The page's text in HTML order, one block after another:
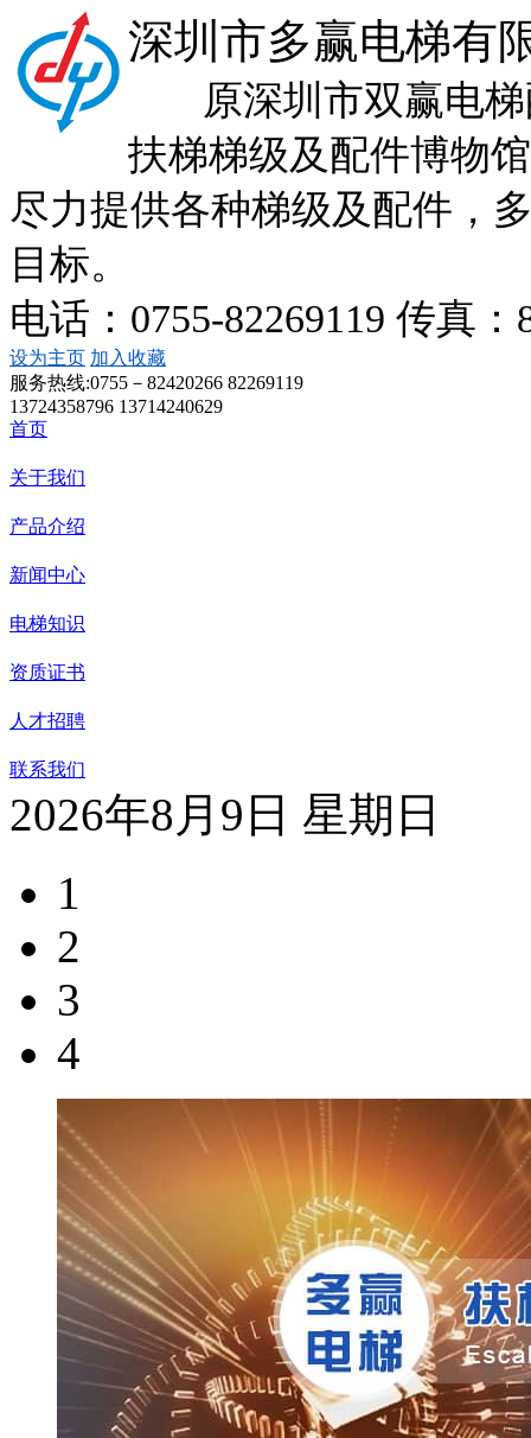
深圳市多赢电梯有
原深圳市双赢电梯
扶梯梯级及配件博物
尽力提供各种梯级及配件，
目标。
电话：0755-82269119 传真
设为主页 加入收藏
服务热线:0755－82420266 82269119
13724358796 13714240629
首页
关于我们
产品介绍
新闻中心
电梯知识
资质证书
人才招聘
联系我们
2026年8月9日 星期日
1
2
3
4